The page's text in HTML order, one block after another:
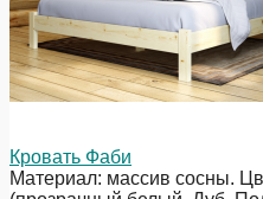
Кровать Фаби
Материал: массив сосны.